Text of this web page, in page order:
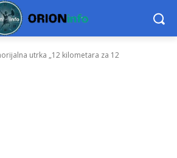
utrka „12 kilometara za 12